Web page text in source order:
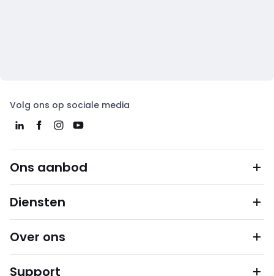
Volg ons op sociale media
Ons aanbod
Diensten
Over ons
Support